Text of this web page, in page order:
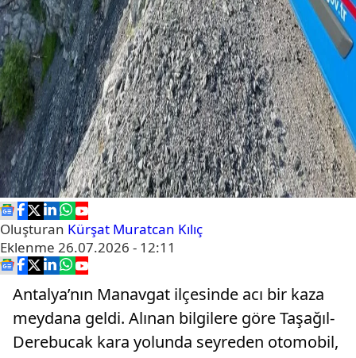
Oluşturan Kürşat Muratcan Kılıç
Eklenme 26.07.2026 - 12:11
Antalya’nın Manavgat ilçesinde acı bir kaza
meydana geldi. Alınan bilgilere göre Taşağıl-
Derebucak kara yolunda seyreden otomobil,